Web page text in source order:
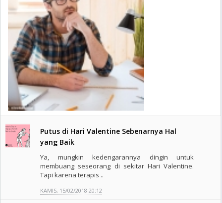
Putus di Hari Valentine Sebenarnya Hal
yang Baik
Ya, mungkin kedengarannya dingin untuk
membuang seseorang di sekitar Hari Valentine.
Tapi karena terapis ..
KAMIS, 15/02/2018 20:12